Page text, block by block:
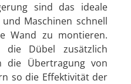
sind das ideale
Maschinen schnell
Wand zu montieren.
die Dübel zusätzlich
die Übertragung von
so die Effektivität der